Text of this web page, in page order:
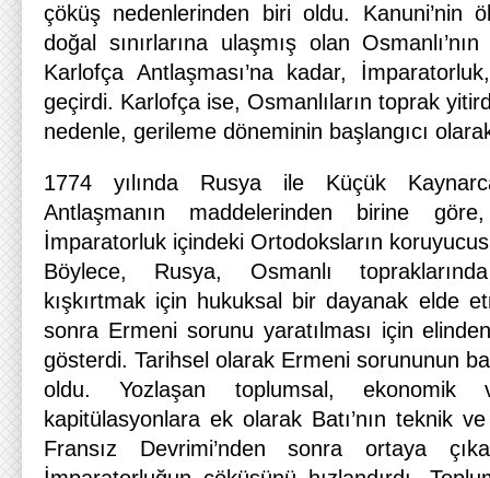
çöküş nedenlerinden biri oldu. Kanuni’nin
doğal sınırlarına ulaşmış olan
Karlofça Antlaşması’na kadar,
geçirdi. Karlofça ise, Osmanlıların toprak
nedenle, gerileme döneminin başlangıcı
1774 yılında Rusya ile Küçük
Antlaşmanın maddelerinden birine göre,
İmparatorluk içindeki Ortodoksların
Böylece, Rusya, Osmanlı
kışkırtmak için hukuksal bir dayanak elde
sonra Ermeni sorunu yaratılması için
gösterdi. Tarihsel olarak Ermeni sorununun
oldu. Yozlaşan toplumsal,
kapitülasyonlara ek olarak Batı’nın teknik
Fransız Devrimi’nden sonra ortaya